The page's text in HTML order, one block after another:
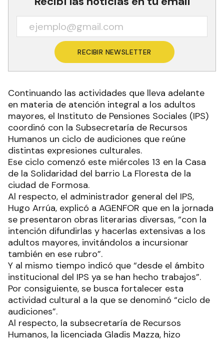
RECIBIR NEWSLETTER
Continuando las actividades que lleva adelante
en materia de atención integral a los adultos
mayores, el Instituto de Pensiones Sociales (IPS)
coordinó con la Subsecretaría de Recursos
Humanos un ciclo de audiciones que reúne
distintas expresiones culturales.
Ese ciclo comenzó este miércoles 13 en la Casa
de la Solidaridad del barrio La Floresta de la
ciudad de Formosa.
Al respecto, el administrador general del IPS,
Hugo Arrúa, explicó a AGENFOR que en la jornada
se presentaron obras literarias diversas, “con la
intención difundirlas y hacerlas extensivas a los
adultos mayores, invitándolos a incursionar
también en ese rubro”.
Y al mismo tiempo indicó que “desde el ámbito
institucional del IPS ya se han hecho trabajos”.
Por consiguiente, se busca fortalecer esta
actividad cultural a la que se denominó “ciclo de
audiciones”.
Al respecto, la subsecretaría de Recursos
Humanos, la licenciada Gladis Mazza, hizo